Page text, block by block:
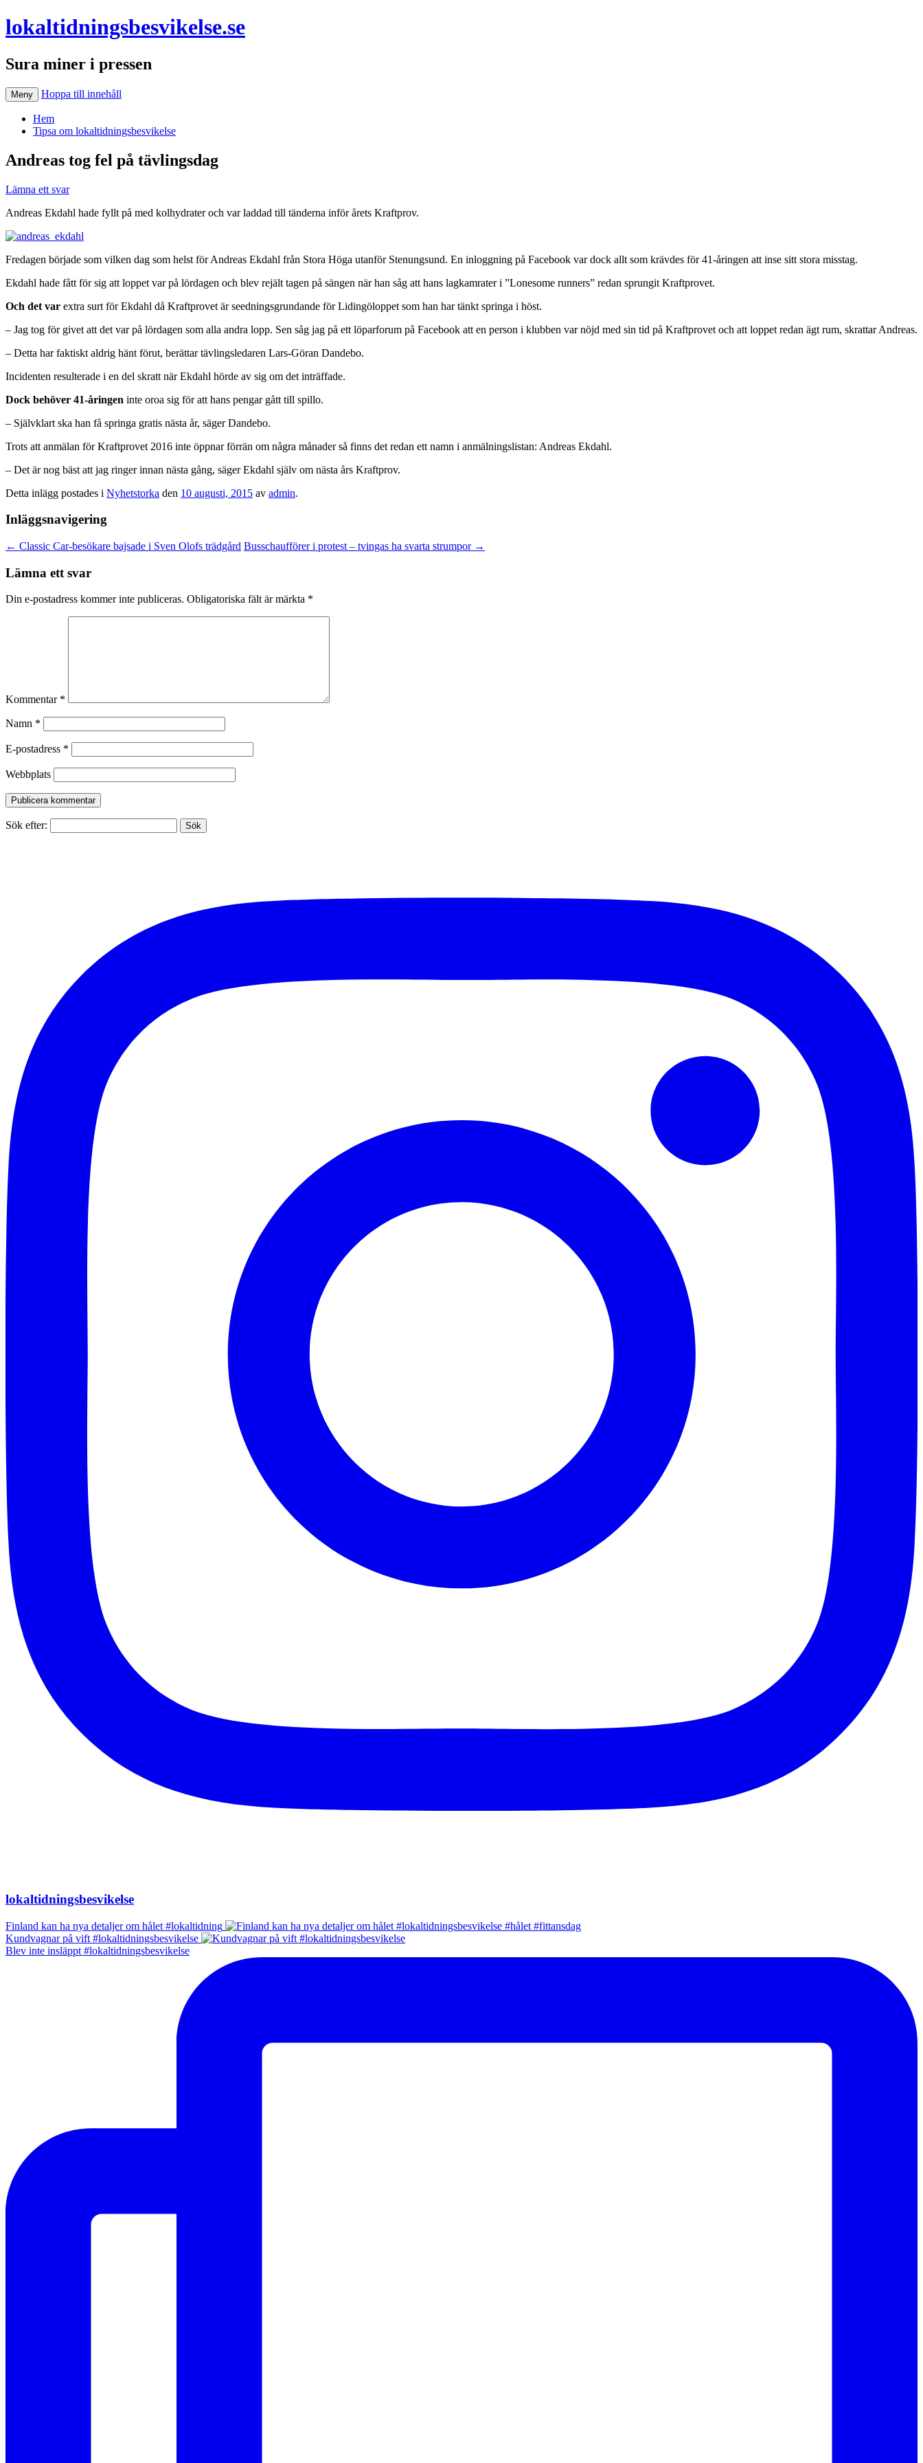
lokaltidningsbesvikelse.se
Sura miner i pressen
Meny Hoppa till innehåll
Hem
Tipsa om lokaltidningsbesvikelse
Andreas tog fel på tävlingsdag
Lämna ett svar
Andreas Ekdahl hade fyllt på med kolhydrater och var laddad till tänderna inför årets Kraftprov.
Fredagen började som vilken dag som helst för Andreas Ekdahl från Stora Höga utanför Stenungsund. En inloggning på Facebook var dock allt som krävdes för 41-åringen att inse sitt stora misstag.
Ekdahl hade fått för sig att loppet var på lördagen och blev rejält tagen på sängen när han såg att hans lagkamrater i ”Lonesome runners” redan sprungit Kraftprovet.
Och det var extra surt för Ekdahl då Kraftprovet är seedningsgrundande för Lidingöloppet som han har tänkt springa i höst.
– Jag tog för givet att det var på lördagen som alla andra lopp. Sen såg jag på ett löparforum på Facebook att en person i klubben var nöjd med sin tid på Kraftprovet och att loppet redan ägt rum, skrattar Andreas.
– Detta har faktiskt aldrig hänt förut, berättar tävlingsledaren Lars-Göran Dandebo.
Incidenten resulterade i en del skratt när Ekdahl hörde av sig om det inträffade.
Dock behöver 41-åringen inte oroa sig för att hans pengar gått till spillo.
– Självklart ska han få springa gratis nästa år, säger Dandebo.
Trots att anmälan för Kraftprovet 2016 inte öppnar förrän om några månader så finns det redan ett namn i anmälningslistan: Andreas Ekdahl.
– Det är nog bäst att jag ringer innan nästa gång, säger Ekdahl själv om nästa års Kraftprov.
Detta inlägg postades i Nyhetstorka den 10 augusti, 2015 av admin.
Inläggsnavigering
← Classic Car-besökare bajsade i Sven Olofs trädgård Busschaufförer i protest – tvingas ha svarta strumpor →
Lämna ett svar
Din e-postadress kommer inte publiceras. Obligatoriska fält är märkta *
Kommentar *
Namn *
E-postadress *
Webbplats
Sök efter:
lokaltidningsbesvikelse
Finland kan ha nya detaljer om hålet #lokaltidning
Kundvagnar på vift #lokaltidningsbesvikelse
Blev inte insläppt #lokaltidningsbesvikelse